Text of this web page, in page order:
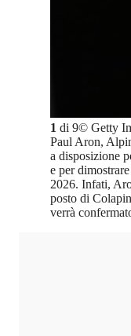
1 di 9© Getty
Paul Aron,
a disposizione
e per
2026. Infati,
posto di
verrà